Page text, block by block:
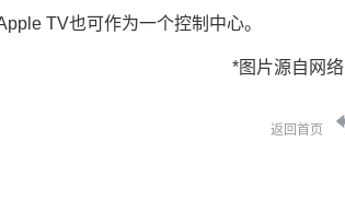
TV也可作为一个控制中心。
*图片源自网络
返回首页